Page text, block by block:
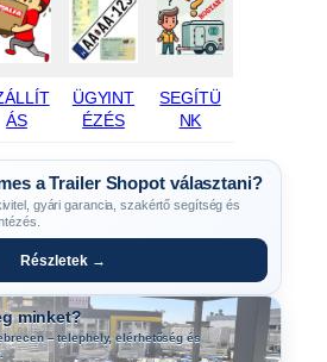
ÁS
ÜGYINT
ÉZÉS
SEGÍTÜ
NK
a Trailer Shopot választani?
gyári garancia, szakértő segítség és
Részletek →
minket?
– telephely, elérhetőség és